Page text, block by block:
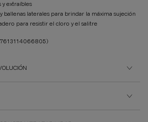
y extraíbles
ballenas laterales para brindar la máxima sujeción
para resistir el cloro y el salitre